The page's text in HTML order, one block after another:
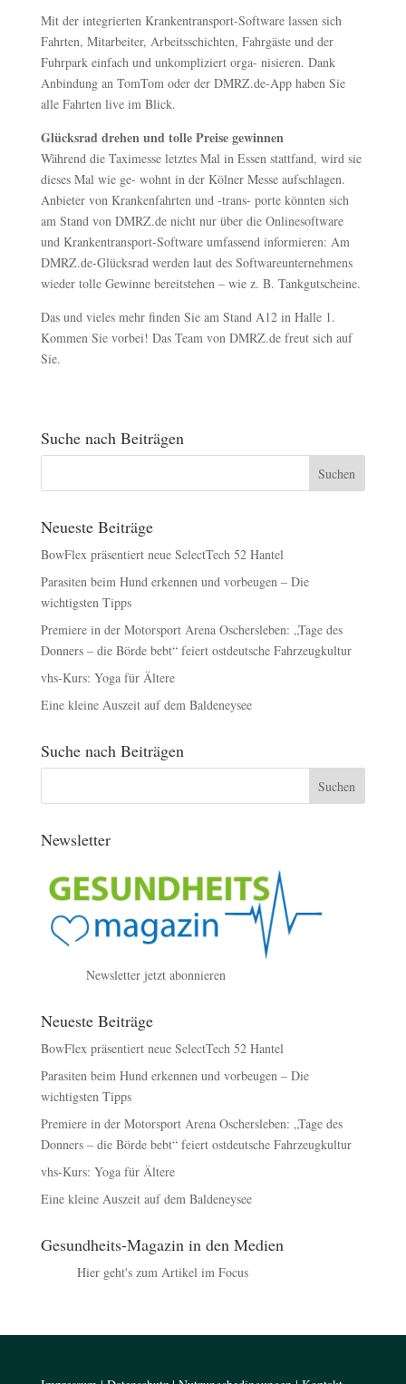
Mit der integrierten Krankentransport-Software lassen sich
Fahrten, Mitarbeiter, Arbeitsschichten, Fahrgäste und der
Fuhrpark einfach und unkompliziert orga- nisieren. Dank
Anbindung an TomTom oder der DMRZ.de-App haben Sie
alle Fahrten live im Blick.
Glücksrad drehen und tolle Preise gewinnen
Während die Taximesse letztes Mal in Essen stattfand, wird sie
dieses Mal wie ge- wohnt in der Kölner Messe aufschlagen.
Anbieter von Krankenfahrten und -trans- porte könnten sich
am Stand von DMRZ.de nicht nur über die Onlinesoftware
und Krankentransport-Software umfassend informieren: Am
DMRZ.de-Glücksrad werden laut des Softwareunternehmens
wieder tolle Gewinne bereitstehen – wie z. B. Tankgutscheine.
Das und vieles mehr finden Sie am Stand A12 in Halle 1.
Kommen Sie vorbei! Das Team von DMRZ.de freut sich auf
Sie.
Suche nach Beiträgen
Neueste Beiträge
BowFlex präsentiert neue SelectTech 52 Hantel
Parasiten beim Hund erkennen und vorbeugen – Die
wichtigsten Tipps
Premiere in der Motorsport Arena Oschersleben: „Tage des
Donners – die Börde bebt“ feiert ostdeutsche Fahrzeugkultur
vhs-Kurs: Yoga für Ältere
Eine kleine Auszeit auf dem Baldeneysee
Suche nach Beiträgen
Newsletter
Newsletter jetzt abonnieren
Neueste Beiträge
BowFlex präsentiert neue SelectTech 52 Hantel
Parasiten beim Hund erkennen und vorbeugen – Die
wichtigsten Tipps
Premiere in der Motorsport Arena Oschersleben: „Tage des
Donners – die Börde bebt“ feiert ostdeutsche Fahrzeugkultur
vhs-Kurs: Yoga für Ältere
Eine kleine Auszeit auf dem Baldeneysee
Gesundheits-Magazin in den Medien
Hier geht's zum Artikel im Focus